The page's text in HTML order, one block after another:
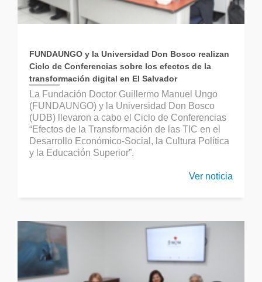
FUNDAUNGO y la Universidad Don Bosco realizan
Ciclo de Conferencias sobre los efectos de la
transformación digital en El Salvador
La Fundación Doctor Guillermo Manuel Ungo
(FUNDAUNGO) y la Universidad Don Bosco
(UDB) llevaron a cabo el Ciclo de Conferencias
“Efectos de la Transformación de las TIC en el
Desarrollo Económico-Social, la Cultura Política
y la Educación Superior”.
Ver noticia